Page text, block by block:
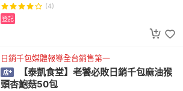
(4)
登記
日銷千包媒體報導全台銷售第一
【泰凱食堂】老饕必敗日銷千包麻油猴
頭杏鮑菇50包